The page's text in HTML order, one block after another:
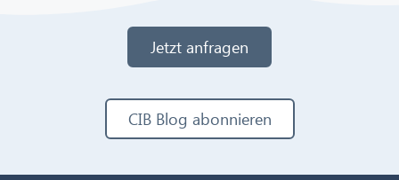
Jetzt anfragen
CIB Blog abonnieren